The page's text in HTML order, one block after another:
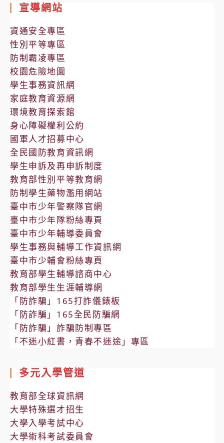
公
告
宣導網站
資通安全專區
性別平等專區
防制霸凌專區
校園危險地圖
學生事務資訊網
家庭教育資源網
環境教育探索館
身心障礙權利公約
國軍人才招募中心
全民國防教育資訊網
學生申訴及再申訴制度
教育部性別平等教育網
防制學生藥物濫用網站
臺中市少年警察隊官網
臺中市少年隊粉絲專頁
臺中市少年輔導委員會
學生事務與輔導工作資訊網
臺中市少輔會粉絲專頁
教育部學生輔導諮商中心
教育部學生生涯輔導網
「防詐騙」165打詐儀錶板
「防詐騙」165全民防騙網
「防詐騙」詐騙防制專區
「不迷小紅書，青春不迷途」專區
多元入學管道
教育部全球資訊網
大學特殊選才招生
大學入學考試中心
大學術科考試委員會